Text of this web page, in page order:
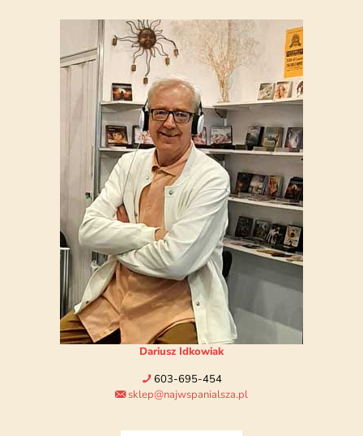
Dariusz Idkowiak
603-695-454
sklep@najwspanialsza.pl